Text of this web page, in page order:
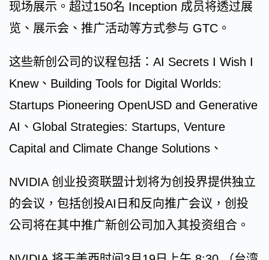
现场展示。超过150名 Inception 成员将透过展
览、展示会、推广活动等方式参与 GTC。
这些新创公司的议程包括：AI Secrets I Wish I
Knew、Building Tools for Digital Worlds:
Startups Pioneering OpenUSD and Generative
AI、Global Strategies: Startups, Venture
Capital and Climate Change Solutions、
NVIDIA 创业投资联盟计划将为创投界提供独立
的会议，包括创投AI日和反向推广会议，创投
公司将在其中推广新创公司加入其投资组合。